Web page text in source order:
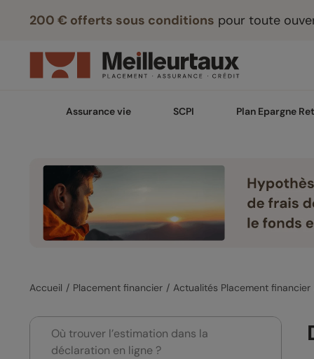
200 € offerts sous conditions pour toute
Assurance vie SCPI Plan Epargne
Accueil Placement financier Actualités Placement financier
Où trouver l’estimation dans la
déclaration en ligne ?